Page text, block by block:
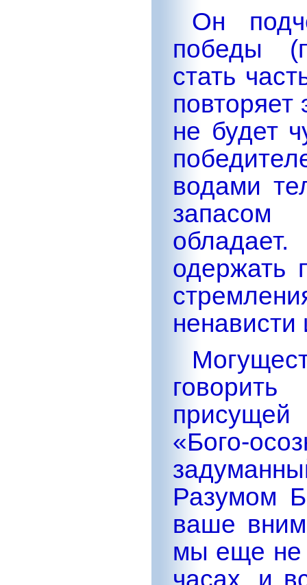
Он
победы
стать
повторяет
не будет
водами
одержать
присущей
«Бого-
Разумом
ваше
мы еще не
часах, и